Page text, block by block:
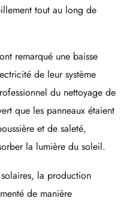
tout au long de
remarqué une baisse
de leur système
du nettoyage de
que les panneaux étaient
et de saleté,
la lumière du soleil.
la production
de manière